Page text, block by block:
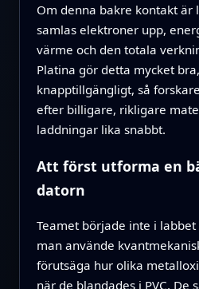
Om denna bakre kontakt är
samlas elektroner upp,
värme och den totala
Platina gör detta mycket
knapp­till­gängligt, så
efter billigare, rikligare
laddningar lika snabbt.
Att först utforma en
datorn
Teamet började inte i
man använde
förutsäga hur olika
när de blandades i PVC. De